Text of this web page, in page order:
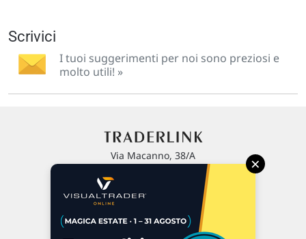
Scrivici
I tuoi suggerimenti per noi sono preziosi e
molto utili! »
Via Macanno, 38/A
P.IVA 02 452 460 401
Chi siamo
×